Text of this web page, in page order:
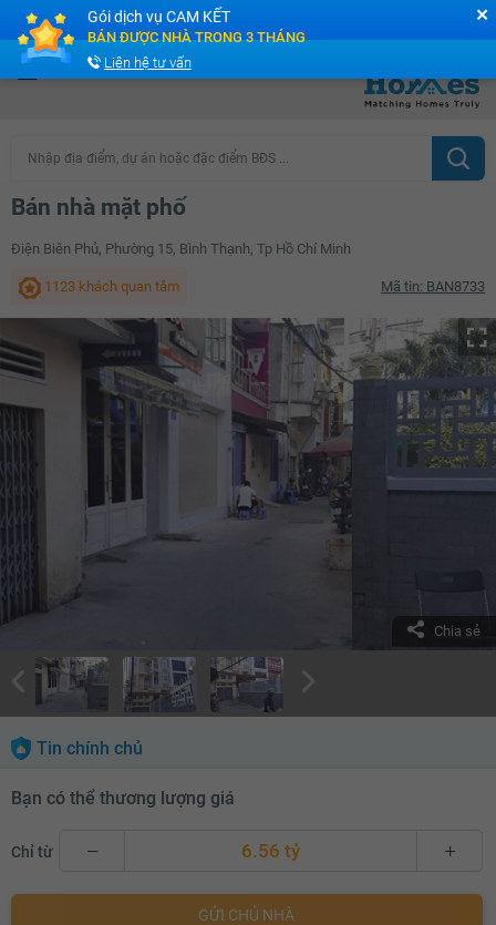
Cộng đồng Môi giới bPRO
Nhập địa điểm, dự án hoặc đặc điểm BĐS ...
Bán nhà mặt phố
Điện Biên Phủ, Phường 15, Bình Thạnh, Tp Hồ Chí Minh
1123 khách quan tâm Mã tin: BAN8733
Chia sẻ
Tin chính chủ
Bạn có thể thương lượng giá
Chỉ từ 6.56 tỷ
GỬI CHỦ NHÀ
✕
Gói dịch vụ CAM KẾT
BÁN ĐƯỢC NHÀ TRONG 3 THÁNG
Liên hệ tư vấn